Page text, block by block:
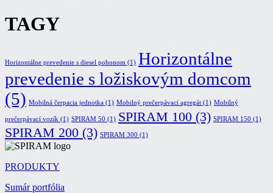
TAGY
Horizontálne prevedenie s diesel pohonom (1) Horizontálne
prevedenie s ložiskovým domcom
(5) Mobilná čerpacia jednotka (1) Mobilný prečerpávací agregát (1) Mobilný
prečerpávací vozík (1) SPIRAM 50 (1) SPIRAM 100 (3) SPIRAM 150 (1)
SPIRAM 200 (3) SPIRAM 300 (1)
PRODUKTY
Sumár portfólia